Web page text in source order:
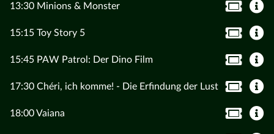
13:30 Minions & Monster
15:15 Toy Story 5
15:45 PAW Patrol: Der Dino Film
17:30 Chéri, ich komme! - Die Erfindung der Lust
18:00 Vaiana